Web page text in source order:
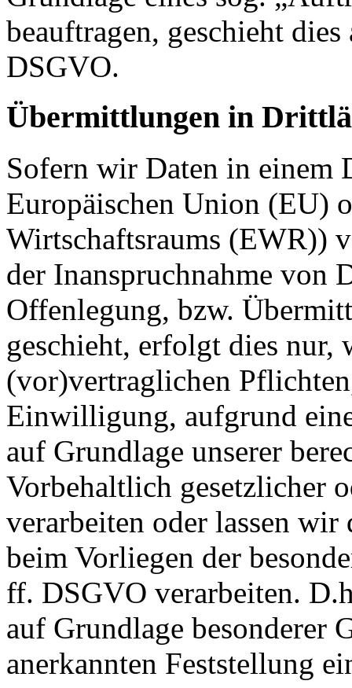
beauftragen, geschieht
DSGVO.
Übermittlungen in
Sofern wir Daten in einem
Europäischen Union (EU)
Wirtschaftsraums (EWR))
der Inanspruchnahme von
Offenlegung, bzw.
geschieht, erfolgt dies nur,
(vor)vertraglichen
Einwilligung, aufgrund
auf Grundlage unserer
Vorbehaltlich gesetzlicher
verarbeiten oder lassen
beim Vorliegen der
ff. DSGVO verarbeiten.
auf Grundlage besonderer
anerkannten Feststellung